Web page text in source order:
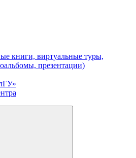
книги, виртуальные туры,
презентации)